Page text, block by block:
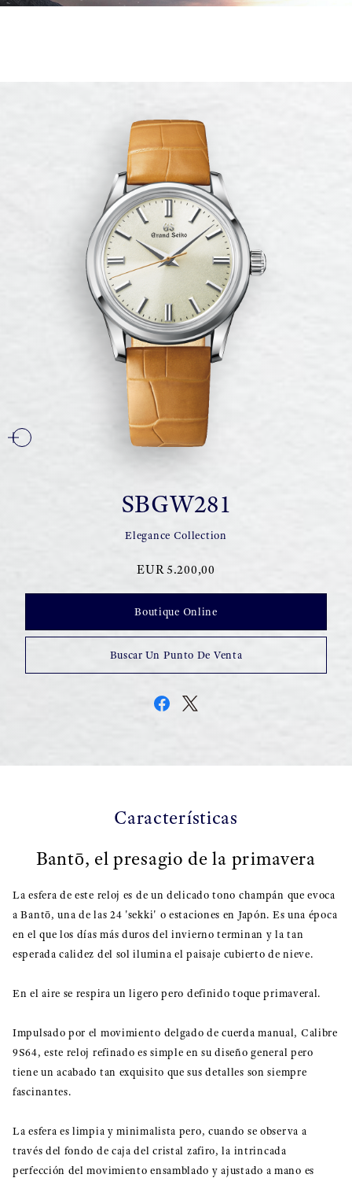
SBGW281
Elegance Collection
EUR 5.200,00
Boutique Online
Buscar Un Punto De Venta
Características
Bantō, el presagio de la primavera
La esfera de este reloj es de un delicado tono champán que evoca
a Bantō, una de las 24 'sekki' o estaciones en Japón. Es una época
en el que los días más duros del invierno terminan y la tan
esperada calidez del sol ilumina el paisaje cubierto de nieve.
En el aire se respira un ligero pero definido toque primaveral.
Impulsado por el movimiento delgado de cuerda manual, Calibre
9S64, este reloj refinado es simple en su diseño general pero
tiene un acabado tan exquisito que sus detalles son siempre
fascinantes.
La esfera es limpia y minimalista pero, cuando se observa a
través del fondo de caja del cristal zafiro, la intrincada
perfección del movimiento ensamblado y ajustado a mano es